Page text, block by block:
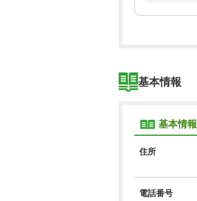
基本情報
基本情報
住所
電話番号